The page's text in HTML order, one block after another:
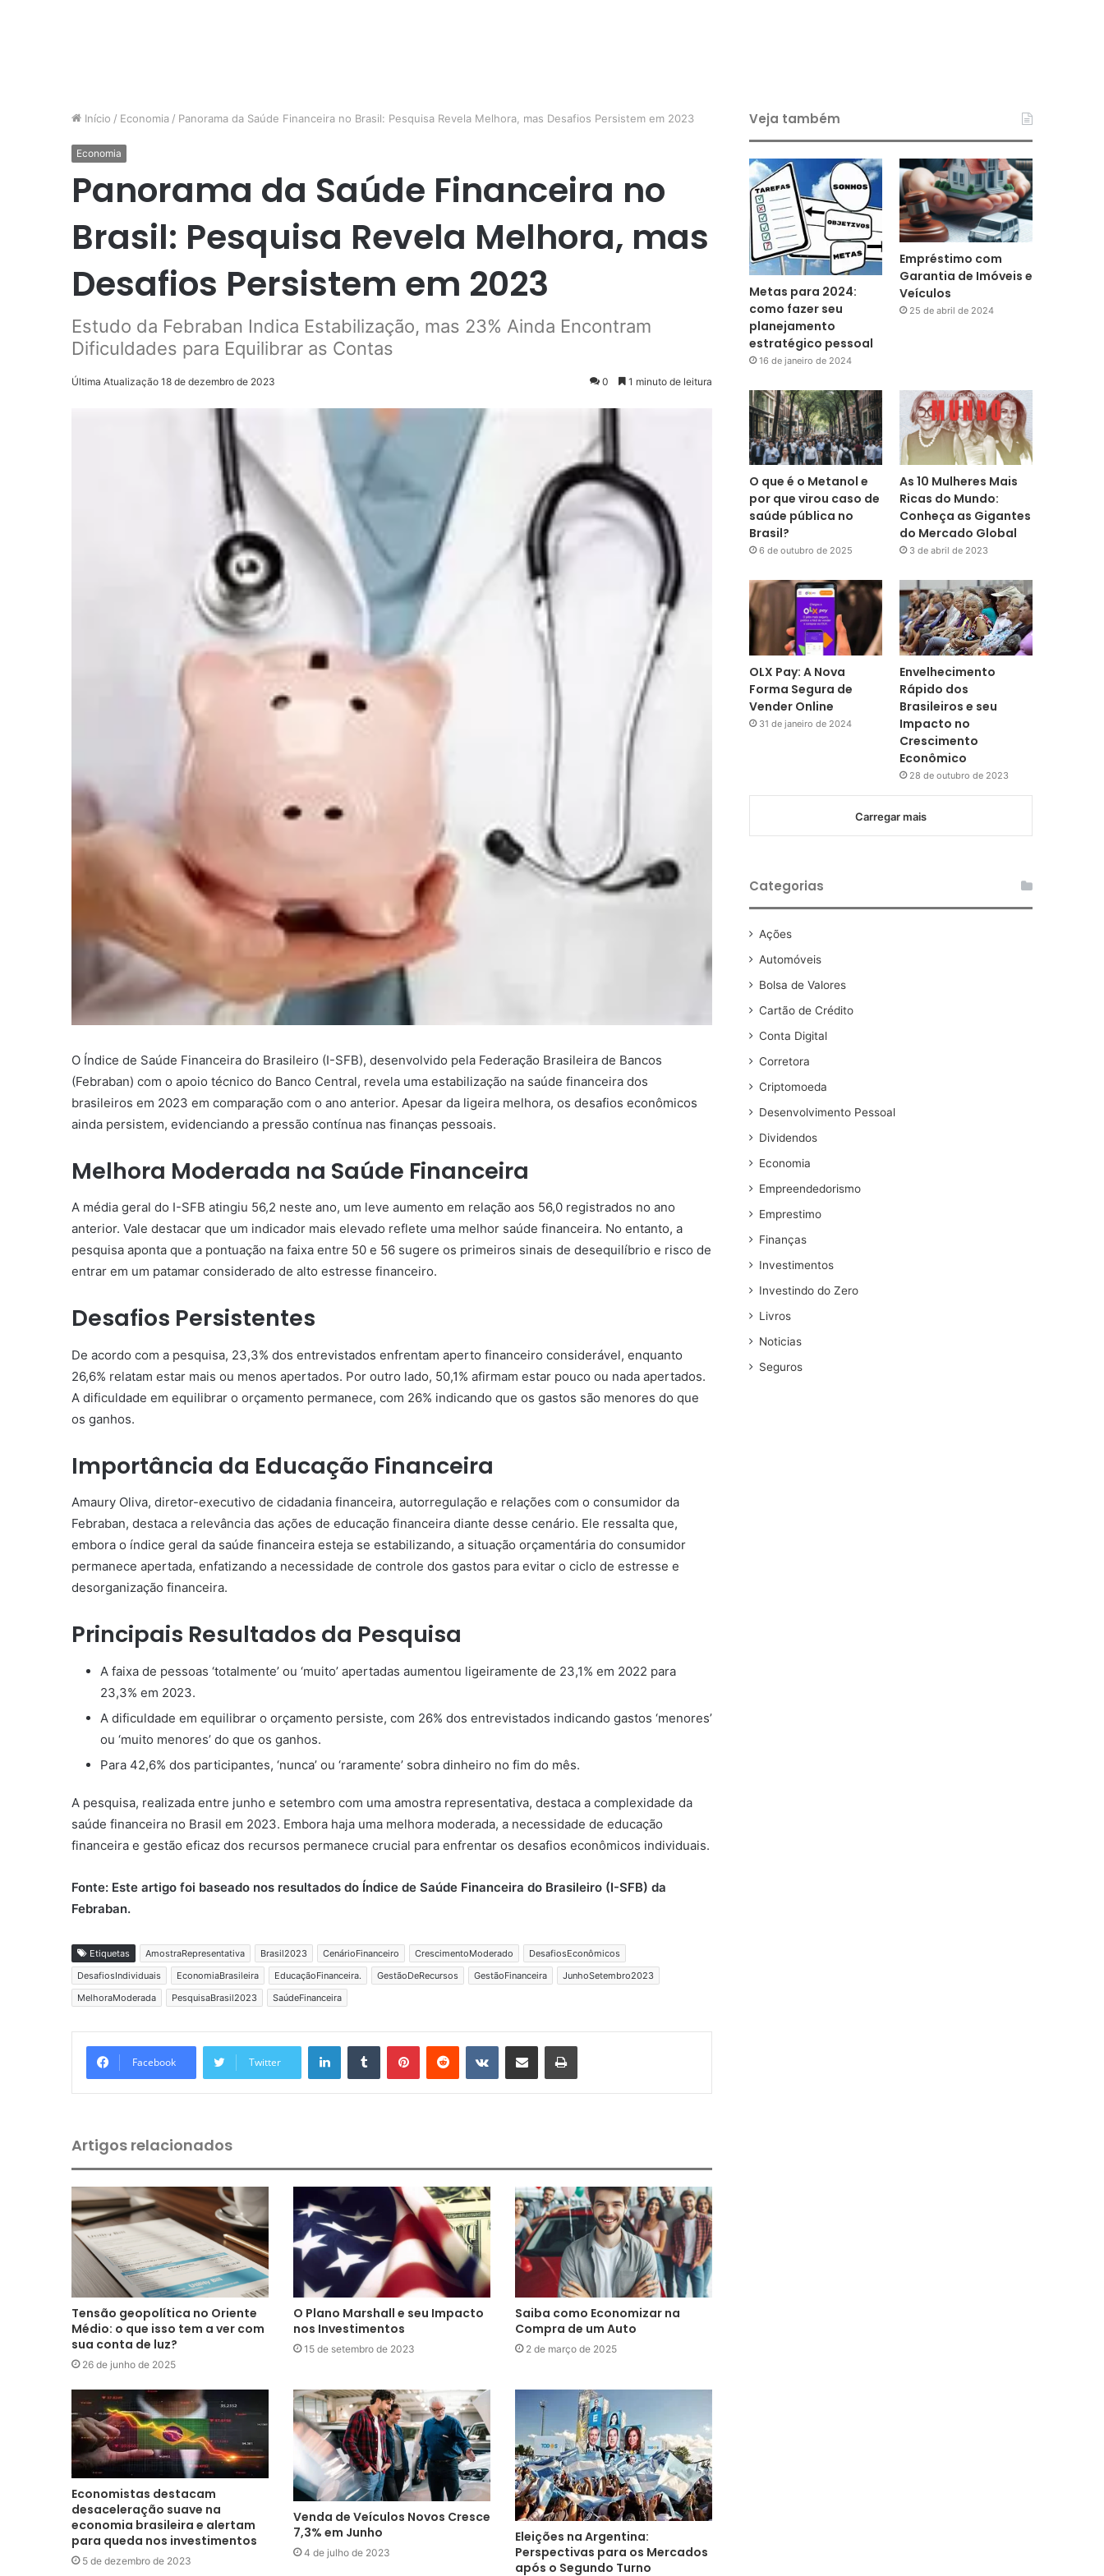
Início / Economia / Panorama da Saúde Financeira no Brasil: Pesquisa Revela Melhora, mas Desafios Persistem em 2023
Economia
Panorama da Saúde Financeira no
Brasil: Pesquisa Revela Melhora, mas
Desafios Persistem em 2023
Estudo da Febraban Indica Estabilização, mas 23% Ainda Encontram
Dificuldades para Equilibrar as Contas
Última Atualização 18 de dezembro de 2023 0 1 minuto de leitura
O Índice de Saúde Financeira do Brasileiro (I-SFB), desenvolvido pela Federação Brasileira de Bancos
(Febraban) com o apoio técnico do Banco Central, revela uma estabilização na saúde financeira dos
brasileiros em 2023 em comparação com o ano anterior. Apesar da ligeira melhora, os desafios econômicos
ainda persistem, evidenciando a pressão contínua nas finanças pessoais.
Melhora Moderada na Saúde Financeira
A média geral do I-SFB atingiu 56,2 neste ano, um leve aumento em relação aos 56,0 registrados no ano
anterior. Vale destacar que um indicador mais elevado reflete uma melhor saúde financeira. No entanto, a
pesquisa aponta que a pontuação na faixa entre 50 e 56 sugere os primeiros sinais de desequilíbrio e risco de
entrar em um patamar considerado de alto estresse financeiro.
Desafios Persistentes
De acordo com a pesquisa, 23,3% dos entrevistados enfrentam aperto financeiro considerável, enquanto
26,6% relatam estar mais ou menos apertados. Por outro lado, 50,1% afirmam estar pouco ou nada apertados.
A dificuldade em equilibrar o orçamento permanece, com 26% indicando que os gastos são menores do que
os ganhos.
Importância da Educação Financeira
Amaury Oliva, diretor-executivo de cidadania financeira, autorregulação e relações com o consumidor da
Febraban, destaca a relevância das ações de educação financeira diante desse cenário. Ele ressalta que,
embora o índice geral da saúde financeira esteja se estabilizando, a situação orçamentária do consumidor
permanece apertada, enfatizando a necessidade de controle dos gastos para evitar o ciclo de estresse e
desorganização financeira.
Principais Resultados da Pesquisa
A faixa de pessoas ‘totalmente’ ou ‘muito’ apertadas aumentou ligeiramente de 23,1% em 2022 para
23,3% em 2023.
A dificuldade em equilibrar o orçamento persiste, com 26% dos entrevistados indicando gastos ‘menores’
ou ‘muito menores’ do que os ganhos.
Para 42,6% dos participantes, ‘nunca’ ou ‘raramente’ sobra dinheiro no fim do mês.
A pesquisa, realizada entre junho e setembro com uma amostra representativa, destaca a complexidade da
saúde financeira no Brasil em 2023. Embora haja uma melhora moderada, a necessidade de educação
financeira e gestão eficaz dos recursos permanece crucial para enfrentar os desafios econômicos individuais.
Fonte: Este artigo foi baseado nos resultados do Índice de Saúde Financeira do Brasileiro (I-SFB) da
Febraban.
Etiquetas AmostraRepresentativa Brasil2023 CenárioFinanceiro CrescimentoModerado
DesafiosEconômicos
DesafiosIndividuais
EconomiaBrasileira EducaçãoFinanceira. GestãoDeRecursos GestãoFinanceira
JunhoSetembro2023
MelhoraModerada
PesquisaBrasil2023 SaúdeFinanceira
Facebook Twitter
Artigos relacionados
Tensão geopolítica no Oriente
Médio: o que isso tem a ver com
sua conta de luz?
26 de junho de 2025
O Plano Marshall e seu Impacto
nos Investimentos
15 de setembro de 2023
Saiba como Economizar na
Compra de um Auto
2 de março de 2025
Economistas destacam
desaceleração suave na
economia brasileira e alertam
para queda nos investimentos
5 de dezembro de 2023
Venda de Veículos Novos Cresce
7,3% em Junho
4 de julho de 2023
Eleições na Argentina:
Perspectivas para os Mercados
após o Segundo Turno
Veja também
Metas para 2024:
como fazer seu
planejamento
estratégico pessoal
16 de janeiro de 2024
Empréstimo com
Garantia de Imóveis e
Veículos
25 de abril de 2024
O que é o Metanol e
por que virou caso de
saúde pública no
Brasil?
6 de outubro de 2025
As 10 Mulheres Mais
Ricas do Mundo:
Conheça as Gigantes
do Mercado Global
3 de abril de 2023
OLX Pay: A Nova
Forma Segura de
Vender Online
31 de janeiro de 2024
Envelhecimento
Rápido dos
Brasileiros e seu
Impacto no
Crescimento
Econômico
28 de outubro de 2023
Carregar mais
Categorias
Ações
Automóveis
Bolsa de Valores
Cartão de Crédito
Conta Digital
Corretora
Criptomoeda
Desenvolvimento Pessoal
Dividendos
Economia
Empreendedorismo
Emprestimo
Finanças
Investimentos
Investindo do Zero
Livros
Noticias
Seguros